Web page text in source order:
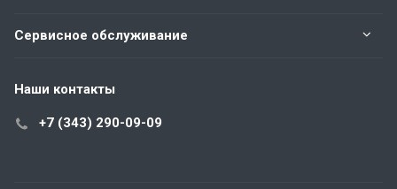
Сервисное обслуживание
Наши контакты
+7 (343) 290-09-09